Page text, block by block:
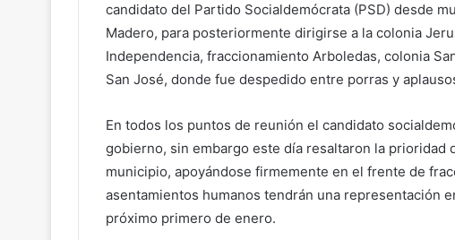
candidato del Partido Socialdemócrata (PSD) desde
Madero, para posteriormente dirigirse a la colonia
Independencia, fraccionamiento Arboledas, colonia
San José, donde fue despedido entre porras y
En todos los puntos de reunión el candidato
gobierno, sin embargo este día resaltaron la prioridad
municipio, apoyándose firmemente en el frente de
asentamientos humanos tendrán una representación
próximo primero de enero.